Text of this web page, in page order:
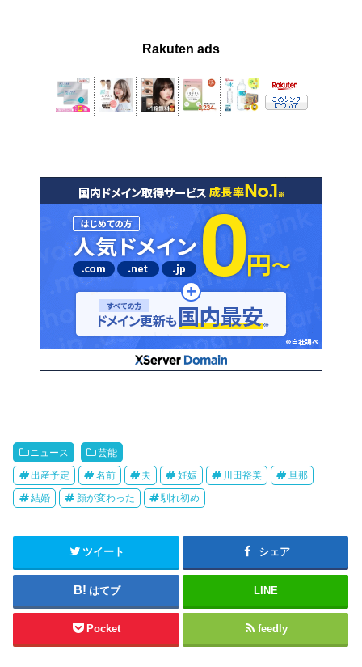
Rakuten ads
ニュース 芸能
出産予定 名前 夫 妊娠 川田裕美 旦那
結婚 顔が変わった 馴れ初め
ツイート シェア
はてブ LINE
Pocket feedly